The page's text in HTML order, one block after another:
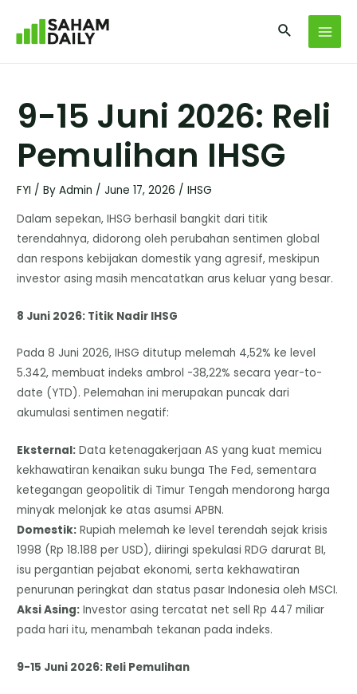
9-15 Juni 2026: Reli
Pemulihan IHSG
FYI / ByAdmin /June 17, 2026 /IHSG
Dalam sepekan, IHSG berhasil bangkit dari titik
terendahnya, didorong oleh perubahan sentimen global
dan respons kebijakan domestik yang agresif, meskipun
investor asing masih mencatatkan arus keluar yang besar.
8 Juni 2026: Titik Nadir IHSG
Pada 8 Juni 2026, IHSG ditutup melemah 4,52% ke level
5.342, membuat indeks ambrol -38,22% secara year-to-
date (YTD). Pelemahan ini merupakan puncak dari
akumulasi sentimen negatif:
Eksternal: Data ketenagakerjaan AS yang kuat memicu
kekhawatiran kenaikan suku bunga The Fed, sementara
ketegangan geopolitik di Timur Tengah mendorong harga
minyak melonjak ke atas asumsi APBN.
Domestik: Rupiah melemah ke level terendah sejak krisis
1998 (Rp 18.188 per USD), diiringi spekulasi RDG darurat BI,
isu pergantian pejabat ekonomi, serta kekhawatiran
penurunan peringkat dan status pasar Indonesia oleh MSCI.
Aksi Asing: Investor asing tercatat net sell Rp 447 miliar
pada hari itu, menambah tekanan pada indeks.
9-15 Juni 2026: Reli Pemulihan